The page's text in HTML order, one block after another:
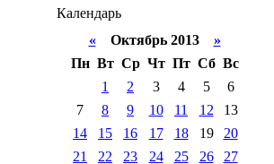
Календарь
«Октябрь 2013 »
Пн Вт Ср Чт Пт Сб Вс
1
2 3 4 5
6
7
8 9 10 11 12
13
14
15 16 17 18 19
20
21
22 23 24 25 26
27